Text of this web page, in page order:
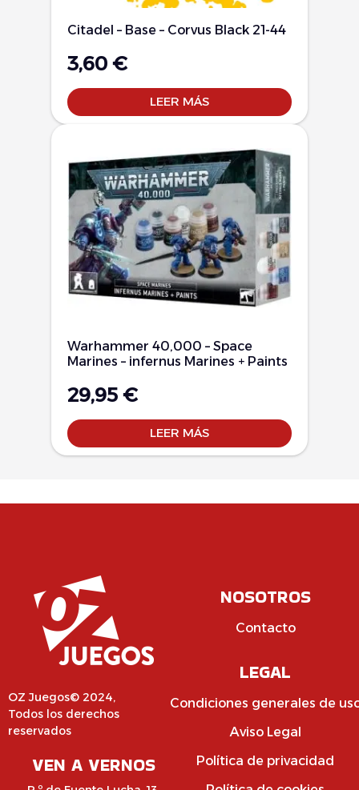
Citadel – Base – Corvus Black 21-44
3,60 €
LEER MÁS
Warhammer 40,000 – Space
Marines – infernus Marines + Paints
29,95 €
LEER MÁS
OZ Juegos© 2024,
Todos los derechos
reservados
VEN A VERNOS
NOSOTROS
Contacto
LEGAL
Condiciones generales de
Aviso Legal
Política de privacidad